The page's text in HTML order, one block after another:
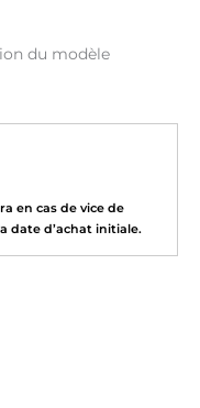
du modèle
en cas de vice de
date d’achat initiale.